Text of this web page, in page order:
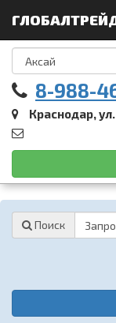
8-988-
Краснодар,
Поиск